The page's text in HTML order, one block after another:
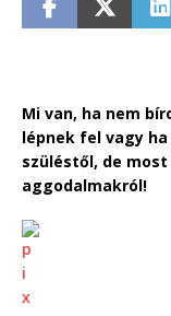
Mi van, ha nem
lépnek fel vagy
szüléstől, de
aggodalmakról!